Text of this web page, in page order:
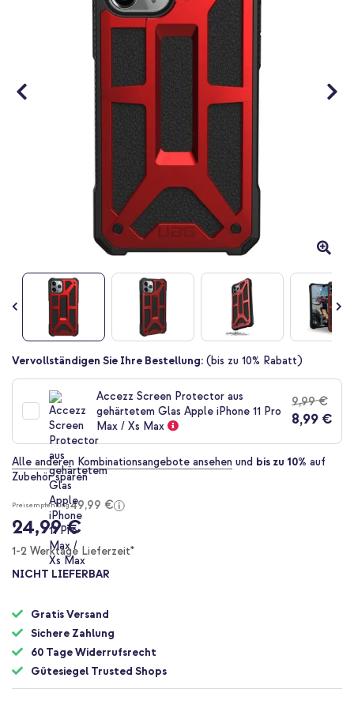
Zum
Bildgalerie
springen
Vervollständigen Sie Ihre Bestellung: (bis zu 10% Rabatt)
Accezz Screen Protector aus
gehärtetem Glas Apple iPhone 11 Pro
Max / Xs Max
9,99 €
8,99 €
Alle anderen Kombinationsangebote ansehen und bis zu 10% auf
Zubehör sparen
Preisempfehlung49,99 €
24,99 €
1-2 Werktage Lieferzeit*
NICHT LIEFERBAR
Gratis Versand
Sichere Zahlung
60 Tage Widerrufsrecht
Gütesiegel Trusted Shops